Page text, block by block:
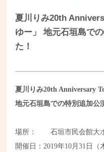
夏川りみ20th
ゆー」 地元石垣島で
た！
夏川りみ20th Anniversary
地元石垣島での特別追加公
場所： 石垣市民会館大
開催日：2019年10月31 日（